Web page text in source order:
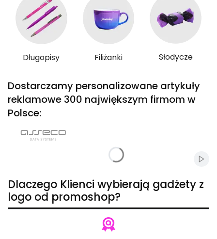
Długopisy Filiżanki Słodycze
Dostarczamy personalizowane artykuły
reklamowe 300 największym firmom w
Polsce:
Dlaczego Klienci wybierają gadżety z
logo od promoshop?